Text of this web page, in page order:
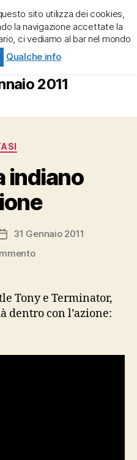
tregenda
Menu
2011
Categorie
indiano
Data31 Gennaio 2011
su
indiano
d’azione
Tony e Terminator,
dentro con l’azione:
sito utilizza dei cookies,
la navigazione accettate la
ci vediamo al bar nel mondo
Qualche info